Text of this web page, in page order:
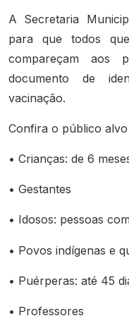
A Secretaria
para que todos
compareçam aos
documento de
vacinação.
Confira o público
• Crianças: de 6
• Gestantes
• Idosos: pessoas
• Povos indígenas e
• Puérperas: até 45
• Professores